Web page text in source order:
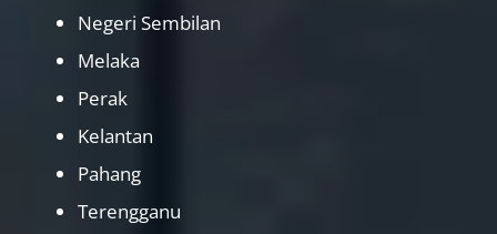
Negeri Sembilan
Melaka
Perak
Kelantan
Pahang
Terengganu